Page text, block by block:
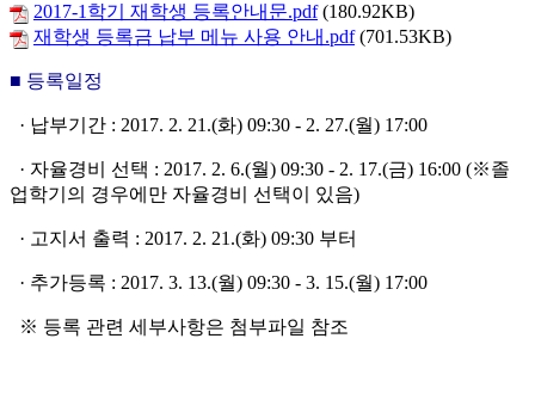
2017-1학기 재학생 등록안내문.pdf(180.92KB)
재학생 등록금 납부 메뉴 사용 안내.pdf(701.53KB)
■ 등록일정
· 납부기간 : 2017. 2. 21.(화) 09:30 - 2. 27.(월) 17:00
· 자율경비 선택 : 2017. 2. 6.(월) 09:30 - 2. 17.(금) 16:00 (※졸
업학기의 경우에만 자율경비 선택이 있음)
· 고지서 출력 : 2017. 2. 21.(화) 09:30 부터
· 추가등록 : 2017. 3. 13.(월) 09:30 - 3. 15.(월) 17:00
※ 등록 관련 세부사항은 첨부파일 참조